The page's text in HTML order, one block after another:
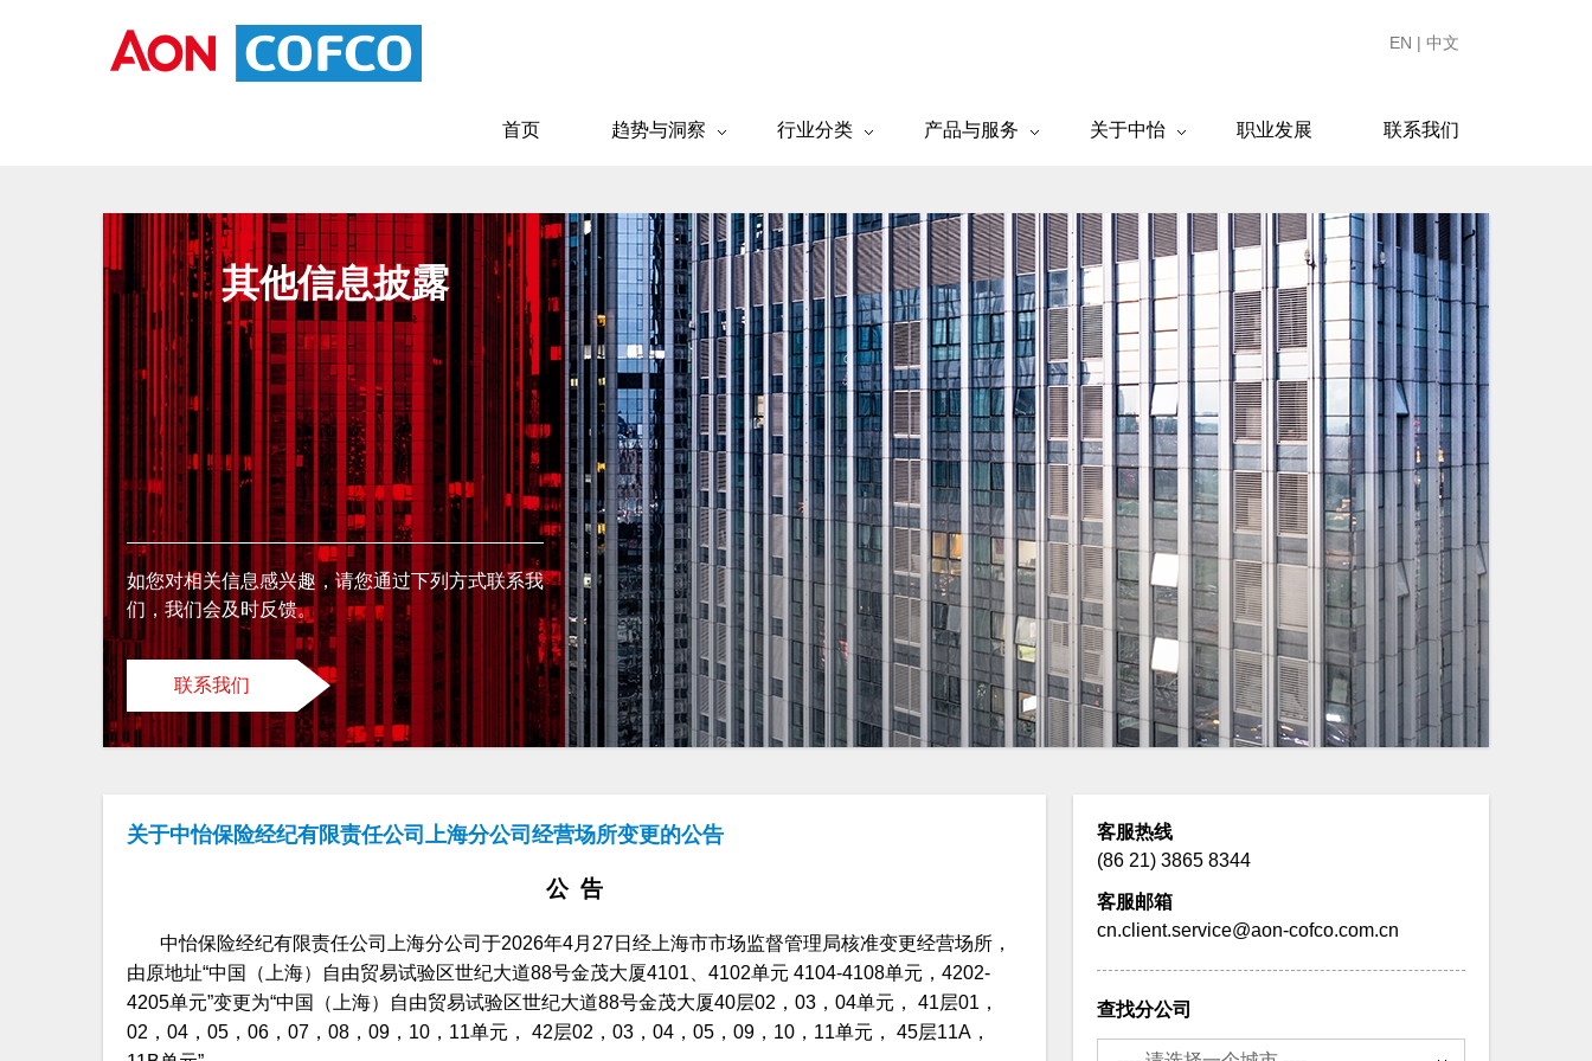
EN | 中文
首页 趋势与洞察 行业分类 产品与服务 关于中怡 职业发展 联系我们
其他信息披露
如您对相关信息感兴趣，请您通过下列方式联系我
们，我们会及时反馈。
联系我们
关于中怡保险经纪有限责任公司上海分公司经营场所变更的公告
公 告
中怡保险经纪有限责任公司上海分公司于2026年4月27日经上海市市场监督管理局核准变更经营场所，
由原地址“中国（上海）自由贸易试验区世纪大道88号金茂大厦4101、4102单元 4104-4108单元，4202-
4205单元”变更为“中国（上海）自由贸易试验区世纪大道88号金茂大厦40层02，03，04单元， 41层01，
02，04，05，06，07，08，09，10，11单元， 42层02，03，04，05，09，10，11单元， 45层11A，
客服热线
(86 21) 3865 8344
客服邮箱
cn.client.service@aon-cofco.com.cn
查找分公司